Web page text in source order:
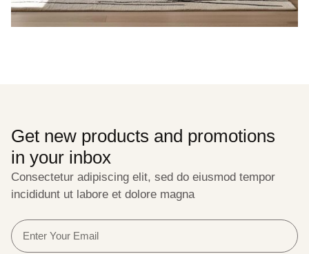
Get new products and promotions
in your inbox
Consectetur adipiscing elit, sed do eiusmod tempor
incididunt ut labore et dolore magna